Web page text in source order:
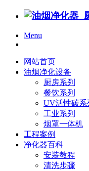
Menu
网站首页
油烟净化设备
厨房系列
餐饮系列
UV活性碳系
工业系列
烟罩一体机
工程案例
净化器百科
安装教程
清洗步骤